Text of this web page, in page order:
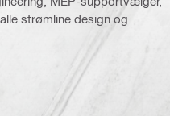
strømline design og